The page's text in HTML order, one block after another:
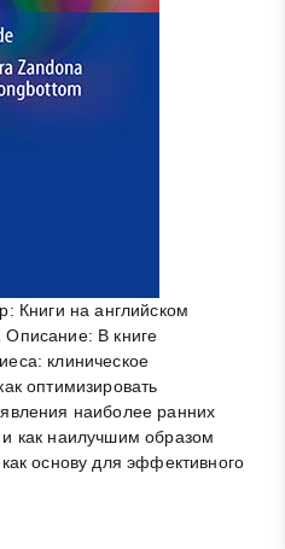
Книги на английском
Описание: В книге
клиническое
оптимизировать
наиболее ранних
как наилучшим образом
основу для эффективного